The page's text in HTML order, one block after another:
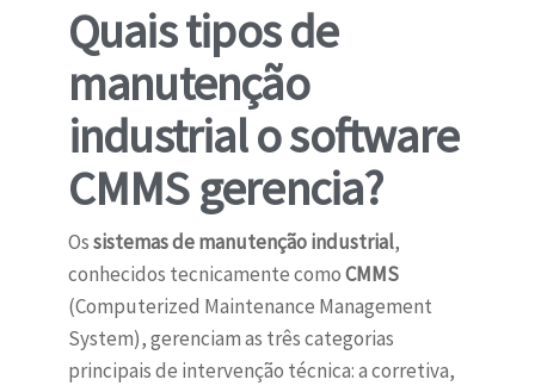
Quais tipos de
manutenção
industrial o software
CMMS gerencia?
Ossistemas de manutenção industrial,
conhecidos tecnicamente comoCMMS
(Computerized Maintenance Management
System), gerenciam as três categorias
principais de intervenção técnica: a corretiva,